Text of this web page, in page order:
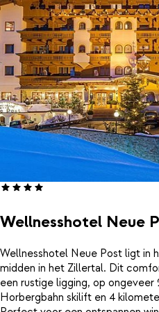
Wellnesshotel Neue
Wellnesshotel Neue Post ligt in
midden in het Zillertal. Dit
een rustige ligging, op ongeveer
Horbergbahn skilift en 4